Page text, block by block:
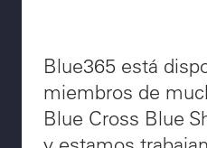
Blue365 está
miembros de
Blue Cross Blue